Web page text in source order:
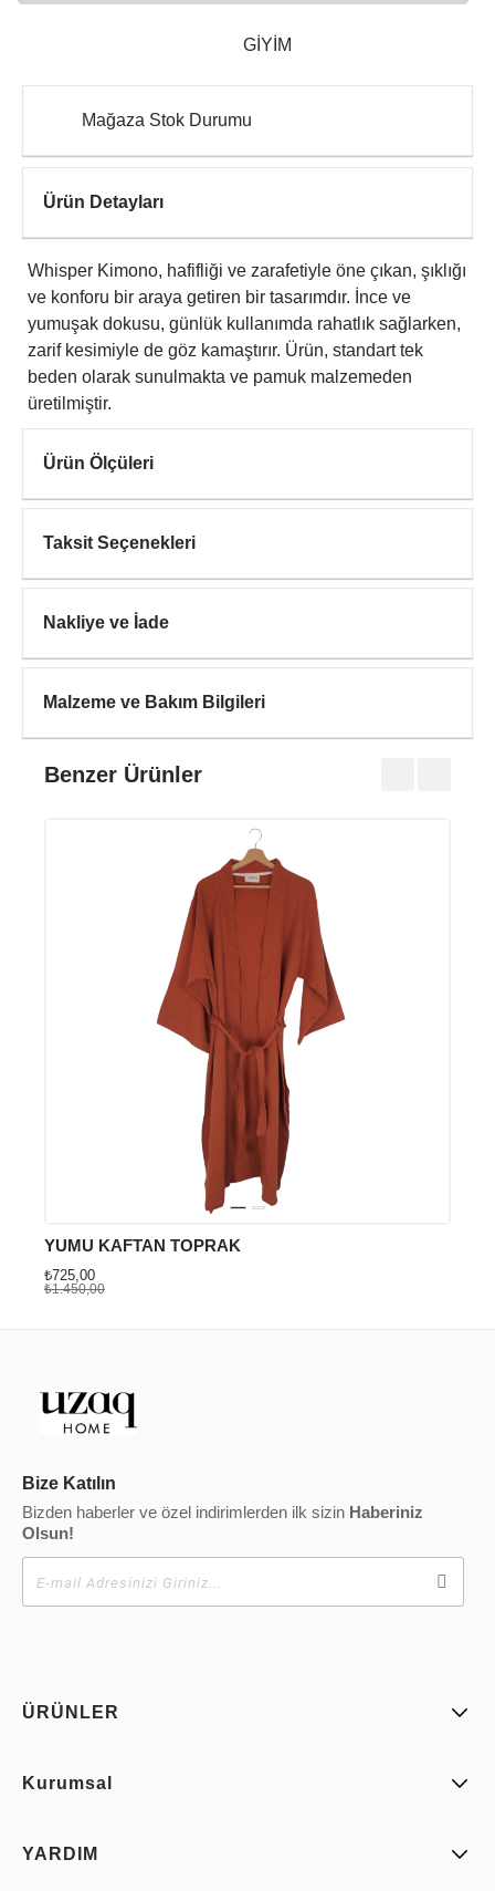
GİYİM
Mağaza Stok Durumu
Ürün Detayları
Whisper Kimono, hafifliği ve zarafetiyle öne çıkan, şıklığı
ve konforu bir araya getiren bir tasarımdır. İnce ve
yumuşak dokusu, günlük kullanımda rahatlık sağlarken,
zarif kesimiyle de göz kamaştırır. Ürün, standart tek
beden olarak sunulmakta ve pamuk malzemeden
üretilmiştir.
Ürün Ölçüleri
Taksit Seçenekleri
Nakliye ve İade
Malzeme ve Bakım Bilgileri
Benzer Ürünler
YUMU KAFTAN TOPRAK
₺725,00
₺1.450,00
Bize Katılın
Bizden haberler ve özel indirimlerden ilk sizin Haberiniz
Olsun!
ÜRÜNLER
Kurumsal
YARDIM